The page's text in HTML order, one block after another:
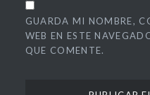
GUARDA MI NOMBRE,
WEB EN ESTE
QUE COMENTE.